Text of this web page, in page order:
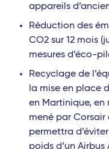
appareils
Réduction des
CO2 sur 12 mois
mesures d’éco-
Recyclage de
la mise en place
en Martinique, en
mené par Corsair
permettra
poids d’un Airbus